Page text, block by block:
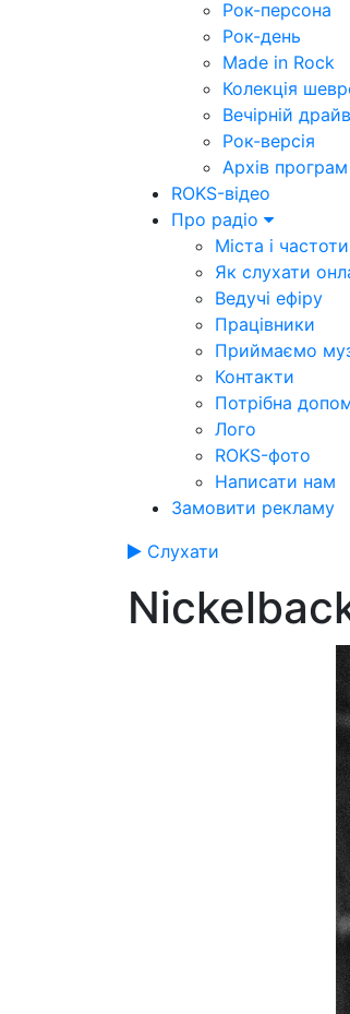
Рок-персона
Рок-день
Made in Rock
Колекція
Вечірній драйв
Рок-версія
Архів програм
ROKS-відео
Про радіо
Міста і частоти
Як слухати
Ведучі ефіру
Працівники
Приймаємо
Контакти
Потрібна
Лого
ROKS-фото
Написати нам
Замовити рекламу
Слухати